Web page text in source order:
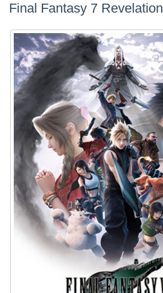
Final Fantasy 7 Revelation